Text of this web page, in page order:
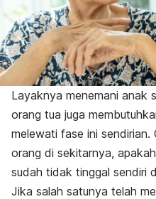
Layaknya menemani anak
orang tua juga
melewati fase ini
orang di sekitarnya,
sudah tidak tinggal sendiri
Jika salah satunya telah